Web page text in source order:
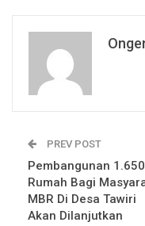
PREV POST
Pembangunan 1.650
Rumah Bagi
MBR Di Desa Tawiri
Akan Dilanjutkan